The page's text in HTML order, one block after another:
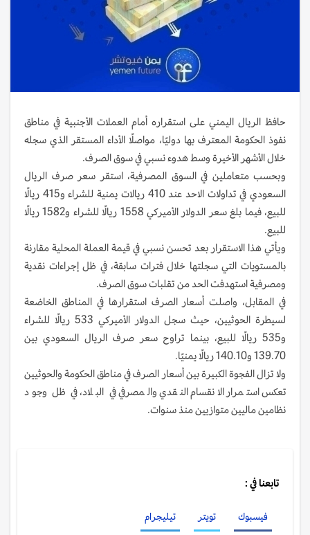
حافظ الريال اليمني على استقراره أمام العملات الأجنبية في مناطق
نفوذ الحكومة المعترف بها دوليًا، مواصلًا الأداء المستقر الذي سجله
خلال الأشهر الأخيرة وسط هدوء نسبي في سوق الصرف.
وبحسب متعاملين في السوق المصرفية، استقر سعر صرف الريال
السعودي في تداولات الاحد عند 410 ريالات يمنية للشراء و415 ريالًا
للبيع، فيما بلغ سعر الدولار الأميركي 1558 ريالًا للشراء و1582 ريالًا
للبيع.
ويأتي هذا الاستقرار بعد تحسن نسبي في قيمة العملة المحلية مقارنة
بالمستويات التي سجلتها خلال فترات سابقة، في ظل إجراءات نقدية
ومصرفية استهدفت الحد من تقلبات سوق الصرف.
في المقابل، واصلت أسعار الصرف استقرارها في المناطق الخاضعة
لسيطرة الحوثيين، حيث سجل الدولار الأميركي 533 ريالًا للشراء
و535 ريالًا للبيع، بينما تراوح سعر صرف الريال السعودي بين
139.70 و140.10 ريالًا يمنيًا.
ولا تزال الفجوة الكبيرة بين أسعار الصرف في مناطق الحكومة والحوثيين
تعكس استمرار الانقسام النقدي والمصرفي في البلاد، في ظل وجود
نظامين ماليين متوازيين منذ سنوات.
تابعنا في :
فيسبوك تويتر تيليجرام